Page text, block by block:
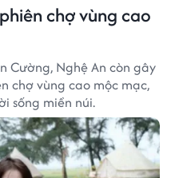
chợ vùng cao
Cường, Nghệ An còn gây
chợ vùng cao mộc mạc,
sống miền núi.